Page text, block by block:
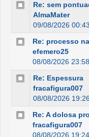
Re: sem
AlmaMater
09/08/2026 00:43
Re: processo
efemero25
08/08/2026 23:58
Re: Espessura
fracafigura007
08/08/2026
Re: A dolosa
fracafigura007
08/08/2026 19:24